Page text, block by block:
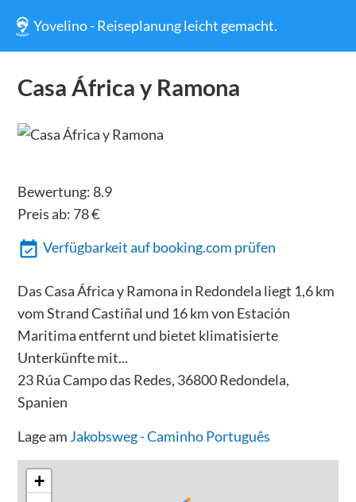
Yovelino - Reiseplanung leicht gemacht.
Casa África y Ramona
Bewertung: 8.9
Preis ab: 78€
Verfügbarkeit auf booking.com prüfen
Das Casa África y Ramona in Redondela liegt 1,6 km
vom Strand Castiñal und 16 km von Estación
Maritima entfernt und bietet klimatisierte
Unterkünfte mit...
23 Rúa Campo das Redes, 36800 Redondela,
Spanien
Lage am Jakobsweg - Caminho Português
+